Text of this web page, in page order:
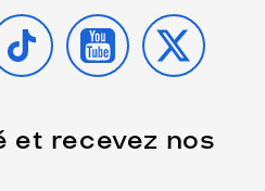
YOUTUBE
X
et recevez nos